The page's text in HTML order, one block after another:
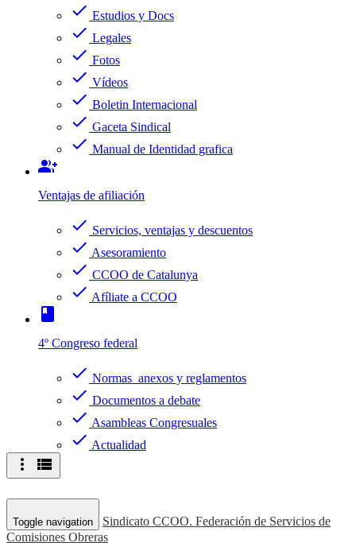
check Estudios y Docs
check Legales
check Fotos
check Vídeos
check Boletin Internacional
check Gaceta Sindical
check Manual de Identidad grafica
group_add
Ventajas de afiliación
check Servicios, ventajas y descuentos
check Asesoramiento
check CCOO de Catalunya
check Afíliate a CCOO
book
4º Congreso federal
check Normas anexos y reglamentos
check Documentos a debate
check Asambleas Congresuales
check Actualidad
more_vert view_list
Toggle navigation
Sindicato CCOO. Federación de Servicios de
Comisiones Obreras